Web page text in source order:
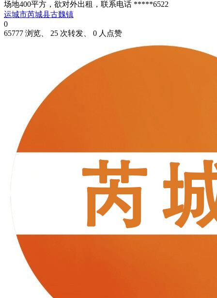
场地400平方，欲对外出租，联系电话 *****6522
运城市芮城县古魏镇
0
65777 浏览、 25 次转发、 0 人点赞